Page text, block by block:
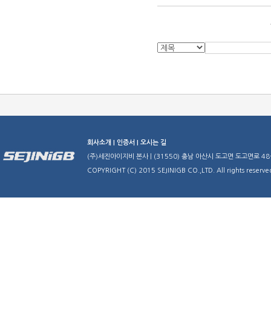
회사소개 | 인증서 | 오시는 길
(주)세진아이지비 본사 | (31550) 충남 아산시 도고면 도고
COPYRIGHT (C) 2015 SEJINIGB CO.,LTD. All rights